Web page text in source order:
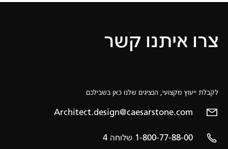
צרו איתנו קשר
לקבלת ייעוץ מקצועי, הנציגים שלנו כאן בשבילכם
Architect.design@caesarstone.com
1-800-77-88-00 שלוחה 4